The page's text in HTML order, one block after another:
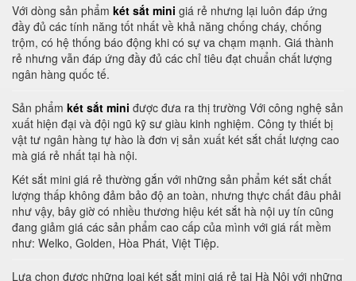
Với dòng sản phẩm két sắt mini giá rẻ nhưng lại luôn đáp ứng
đầy đủ các tính năng tốt nhất về khả năng chống cháy, chống
trộm, có hệ thống báo động khi có sự va chạm mạnh. Giá thành
rẻ nhưng vẫn đáp ứng đầy đủ các chỉ tiêu đạt chuẩn chất lượng
ngân hàng quốc tế.
Sản phẩm két sắt mini được đưa ra thị trường Với công nghệ sản
xuất hiện đại và đội ngũ kỹ sư giàu kinh nghiệm. Công ty thiết bị
vật tư ngân hàng tự hào là đơn vị sản xuất két sắt chất lượng cao
mà giá rẻ nhất tại hà nội.
Két sắt mini giá rẻ thường gắn với những sản phẩm két sắt chất
lượng thấp không đảm bảo độ an toàn, nhưng thực chất đâu phải
như vậy, bây giờ có nhiều thương hiệu két sắt hà nội uy tín cũng
đang giảm giá các sản phẩm cao cấp của mình với giá rất mềm
như: Welko, Golden, Hòa Phát, Việt Tiệp.
Lựa chọn được những loại két sắt mini giá rẻ tại Hà Nội với những